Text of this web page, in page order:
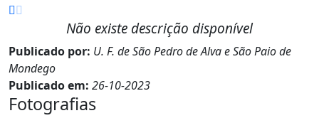
Não existe descrição disponível
Publicado por: U. F. de São Pedro de Alva e São Paio de
Mondego
Publicado em: 26-10-2023
Fotografias